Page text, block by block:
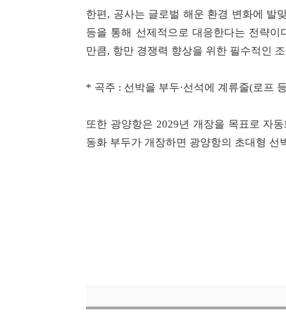
한편, 공사는 글로벌 해운 환경 변화에 발
등을 통해 선제적으로 대응한다는 전략
만큼, 항만 경쟁력 향상을 위한 필수적인
* 곡주 : 선박을 부두·선석에 계류줄(로프
또한 광양항은 2029년 개장을 목표로 자
동화 부두가 개장하면 광양항의 초대형 선